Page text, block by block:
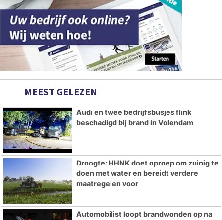
MEEST GELEZEN
Audi en twee bedrijfsbusjes flink
beschadigd bij brand in Volendam
Droogte: HHNK doet oproep om zuinig te
doen met water en bereidt verdere
maatregelen voor
Automobilist loopt brandwonden op na